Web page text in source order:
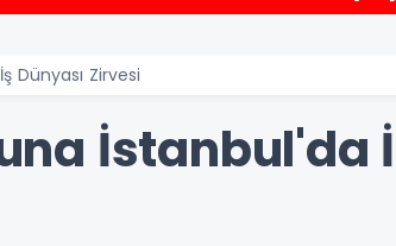
Dünyası Zirvesi
İstanbul'da